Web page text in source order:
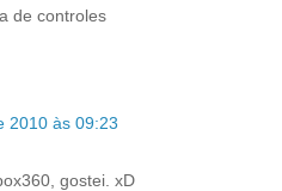
de controles
2010 às 09:23
gostei. xD